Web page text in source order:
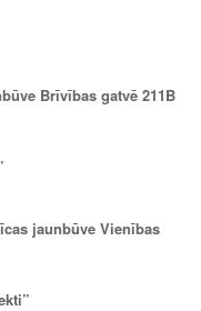
Brīvības gatvē 211B
jaunbūve Vienības